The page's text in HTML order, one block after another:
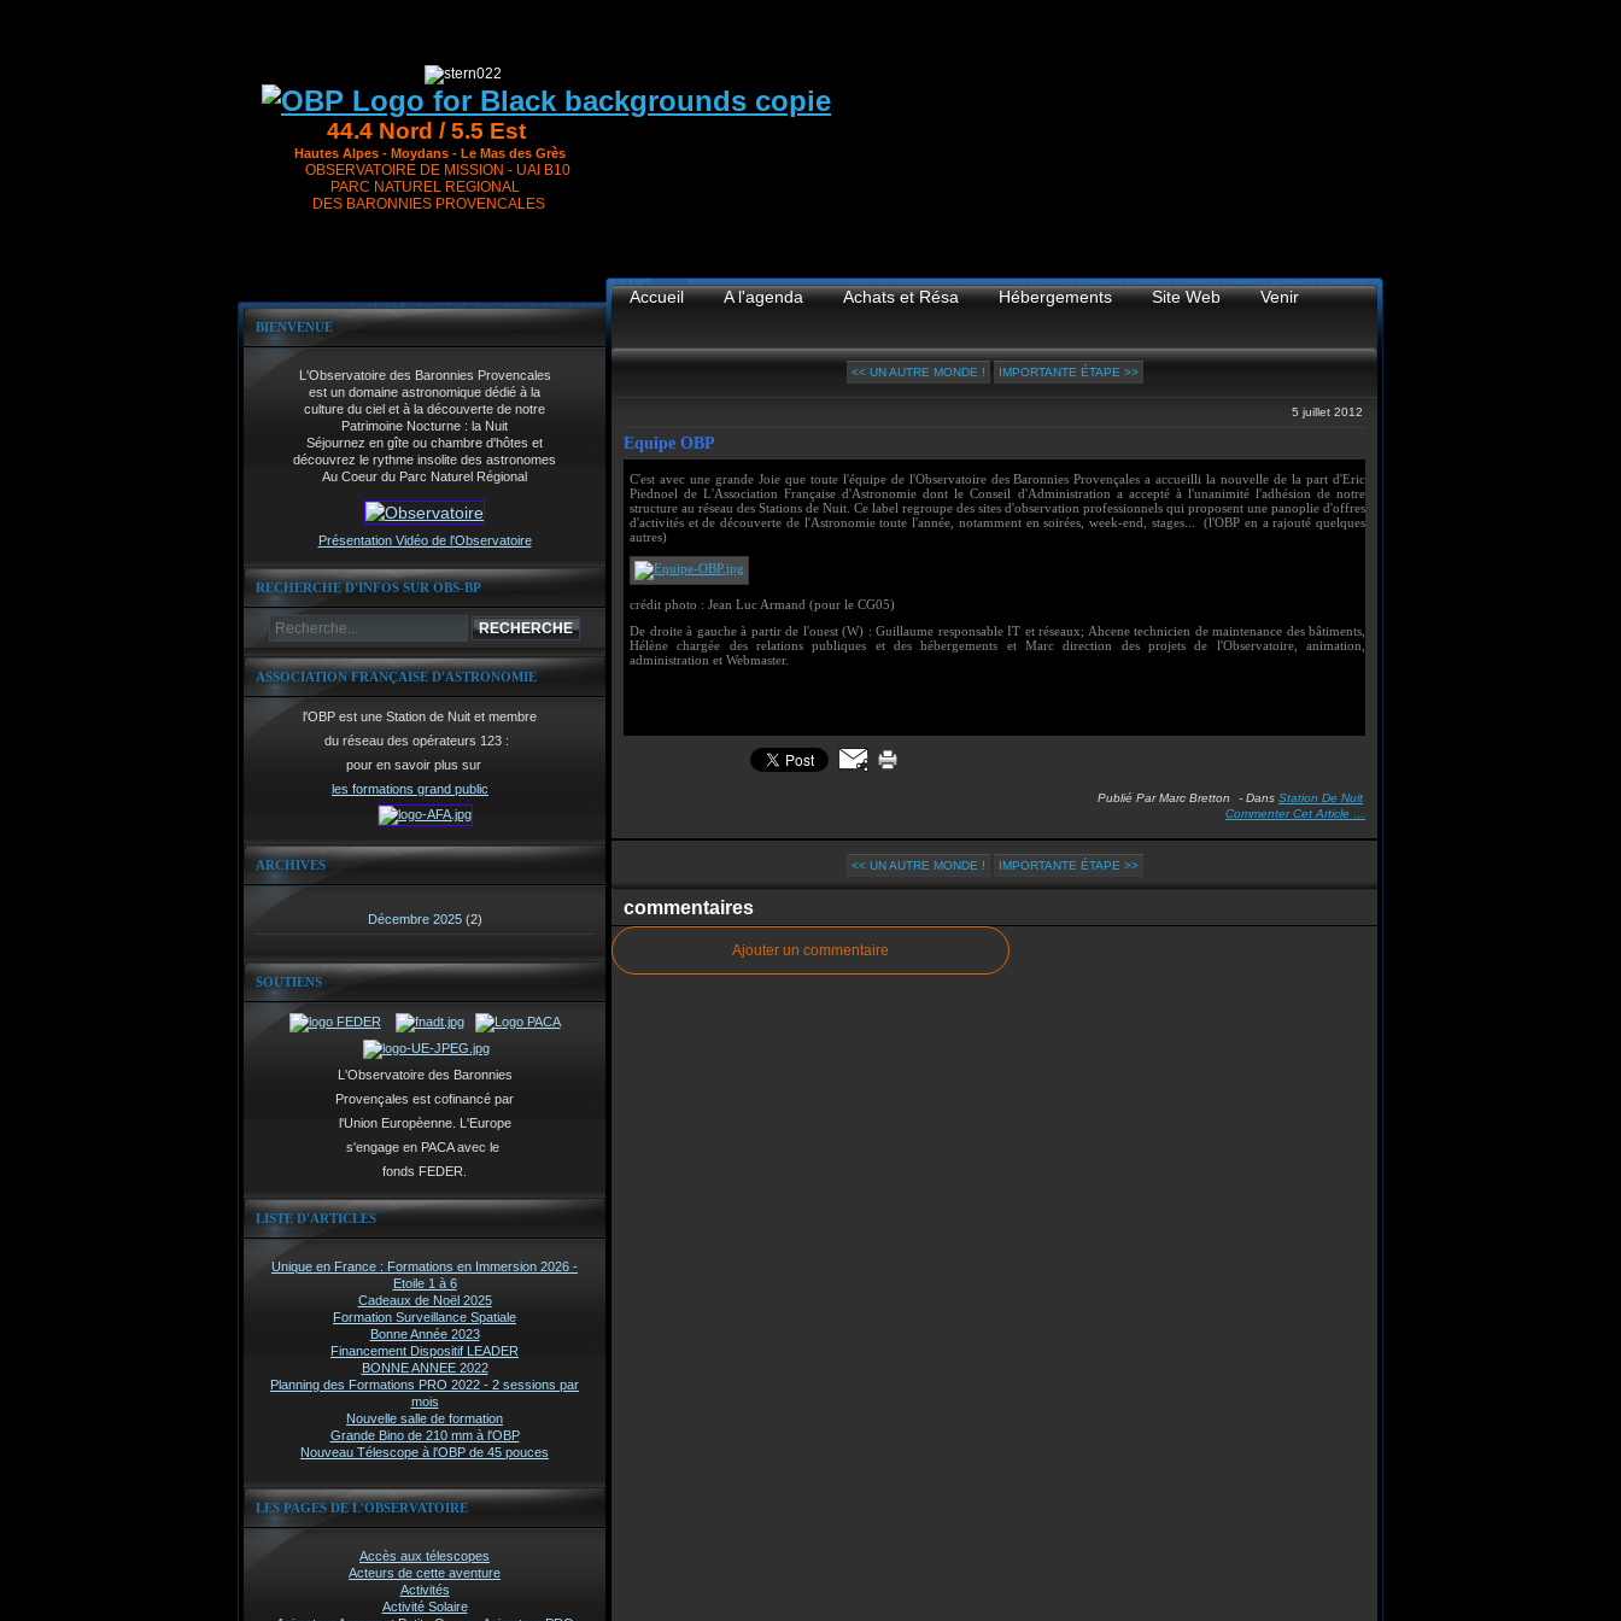
44.4 Nord / 5.5 Est
Hautes Alpes - Moydans - Le Mas des Grès
OBSERVATOIRE DE MISSION - UAI B10
PARC NATUREL REGIONAL
DES BARONNIES PROVENCALES
BIENVENUE
L'Observatoire des Baronnies Provencales
est un domaine astronomique dédié à la
culture du ciel et à la découverte de notre
Patrimoine Nocturne : la Nuit
Séjournez en gîte ou chambre d'hôtes et
découvrez le rythme insolite des astronomes
Au Coeur du Parc Naturel Régional
Présentation Vidéo de l'Observatoire
RECHERCHE D'INFOS SUR OBS-BP
ASSOCIATION FRANÇAISE D'ASTRONOMIE
l'OBP est une Station de Nuit et membre
du réseau des opérateurs 123 :
pour en savoir plus sur
les formations grand public
ARCHIVES
Décembre 2025 (2)
SOUTIENS
L'Observatoire des Baronnies
Provençales est cofinancé par
l'Union Europèenne. L'Europe
s'engage en PACA avec le
fonds FEDER.
LISTE D'ARTICLES
Unique en France : Formations en Immersion 2026 -
Etoile 1 à 6
Cadeaux de Noël 2025
Formation Surveillance Spatiale
Bonne Année 2023
Financement Dispositif LEADER
BONNE ANNEE 2022
Planning des Formations PRO 2022 - 2 sessions par
mois
Nouvelle salle de formation
Grande Bino de 210 mm à l'OBP
Nouveau Télescope à l'OBP de 45 pouces
LES PAGES DE L'OBSERVATOIRE
Accès aux télescopes
Acteurs de cette aventure
Activités
Activité Solaire
Accueil A l'agenda Achats et Résa Hébergements Site Web Venir
<< UN AUTRE MONDE ! IMPORTANTE ÉTAPE >>
5 juillet 2012
Equipe OBP
C'est avec une grande Joie que toute l'équipe de l'Observatoire des Baronnies Provençales a accueilli la nouvelle de la part d'Eric
Piednoel de L'Association Française d'Astronomie dont le Conseil d'Administration a accepté à l'unanimité l'adhésion de notre
structure au réseau des Stations de Nuit. Ce label regroupe des sites d'observation professionnels qui proposent une panoplie d'offres
d'activités et de découverte de l'Astronomie toute l'année, notamment en soirées, week-end, stages... (l'OBP en a rajouté quelques
autres)
crédit photo : Jean Luc Armand (pour le CG05)
De droite à gauche à partir de l'ouest (W) : Guillaume responsable IT et réseaux; Ahcene technicien de maintenance des bâtiments,
Hélène chargée des relations publiques et des hébergements et Marc direction des projets de l'Observatoire, animation,
administration et Webmaster.
Publié Par Marc Bretton - Dans Station De Nuit
Commenter Cet Article
<< UN AUTRE MONDE ! IMPORTANTE ÉTAPE >>
commentaires
Ajouter un commentaire